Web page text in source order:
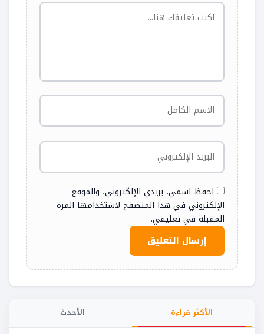
احفظ اسمي، بريدي الإلكتروني، والموقع
الإلكتروني في هذا المتصفح لاستخدامها المرة
المقبلة في تعليقي.
الأكثر قراءة الأحدث